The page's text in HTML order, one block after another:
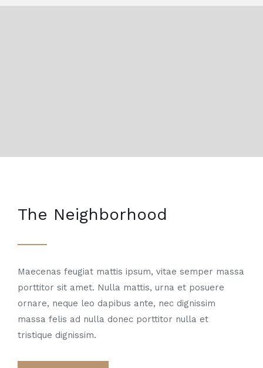
The Neighborhood
Maecenas feugiat mattis ipsum, vitae semper massa
porttitor sit amet. Nulla mattis, urna et posuere
ornare, neque leo dapibus ante, nec dignissim
massa felis ad nulla donec porttitor nulla et
tristique dignissim.